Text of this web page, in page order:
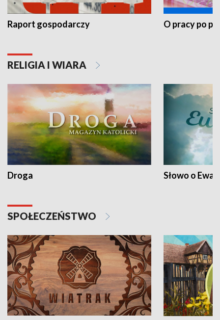
Raport gospodarczy O pracy po
RELIGIA I WIARA
Droga Słowo o
SPOŁECZEŃSTWO